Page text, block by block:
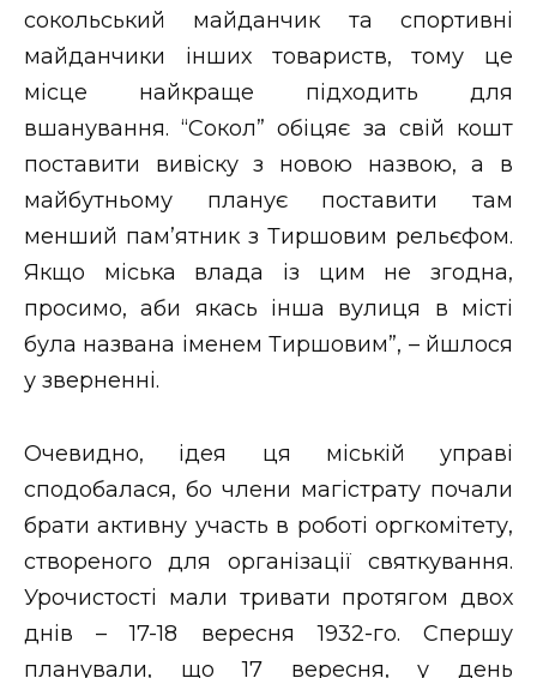
сокольський майданчик та спортивні
майданчики інших товариств, тому це
місце найкраще підходить для
вшанування. “Сокол” обіцяє за свій кошт
поставити вивіску з новою назвою, а в
майбутньому планує поставити там
менший пам’ятник з Тиршовим рельєфом.
Якщо міська влада із цим не згодна,
просимо, аби якась інша вулиця в місті
була названа іменем Тиршовим”, – йшлося
у зверненні.
Очевидно, ідея ця міській управі
сподобалася, бо члени магістрату почали
брати активну участь в роботі оргкомітету,
створеного для організації святкування.
Урочистості мали тривати протягом двох
днів – 17-18 вересня 1932-го. Спершу
планували, що 17 вересня, у день